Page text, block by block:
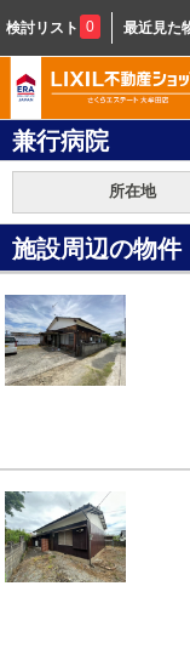
検討リスト 0 最近見た
兼行病院
所在地
施設周辺の物件